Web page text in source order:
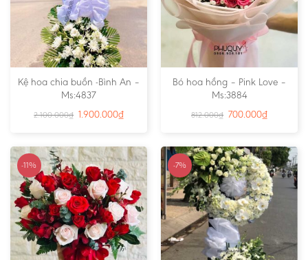
Kệ hoa chia buồn -Bình An –
Ms:4837
2.100.000₫ 1.900.000₫
Bó hoa hồng – Pink Love –
Ms:3884
812.000₫ 700.000₫
-11% -7%